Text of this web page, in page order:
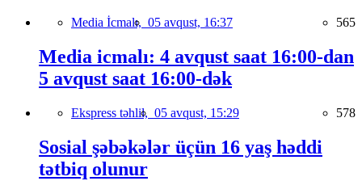
Media İcmalı, 05 avqust, 16:37 565
Media icmalı: 4 avqust saat 16:00-dan
5 avqust saat 16:00-dək
Ekspress təhlil, 05 avqust, 15:29 578
Sosial şəbəkələr üçün 16 yaş həddi
tətbiq olunur